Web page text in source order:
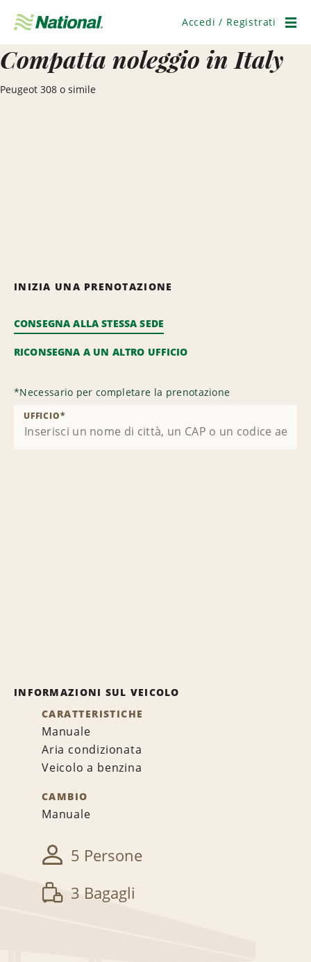
navigazione
Accedi / Registrati
Compatta noleggio in Italy
Peugeot 308 o simile
INIZIA UNA PRENOTAZIONE
CONSEGNA ALLA STESSA SEDE
RICONSEGNA A UN ALTRO UFFICIO
*Necessario per completare la prenotazione
UFFICIO*
INFORMAZIONI SUL VEICOLO
CARATTERISTICHE
Manuale
Aria condizionata
Veicolo a benzina
CAMBIO
Manuale
5 Persone
3 Bagagli